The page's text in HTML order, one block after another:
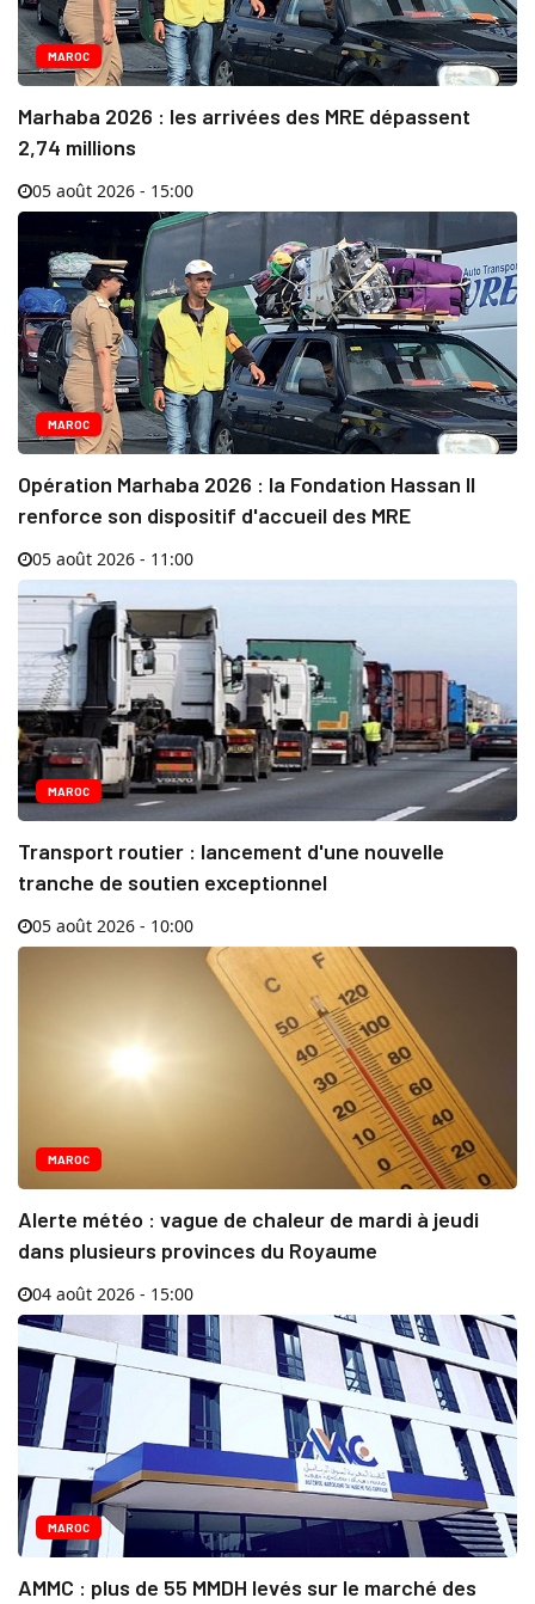
MAROC
Marhaba 2026 : les arrivées des MRE dépassent
2,74 millions
05 août 2026 - 15:00
MAROC
Opération Marhaba 2026 : la Fondation Hassan II
renforce son dispositif d'accueil des MRE
05 août 2026 - 11:00
MAROC
Transport routier : lancement d'une nouvelle
tranche de soutien exceptionnel
05 août 2026 - 10:00
MAROC
Alerte météo : vague de chaleur de mardi à jeudi
dans plusieurs provinces du Royaume
04 août 2026 - 15:00
MAROC
AMMC : plus de 55 MMDH levés sur le marché des